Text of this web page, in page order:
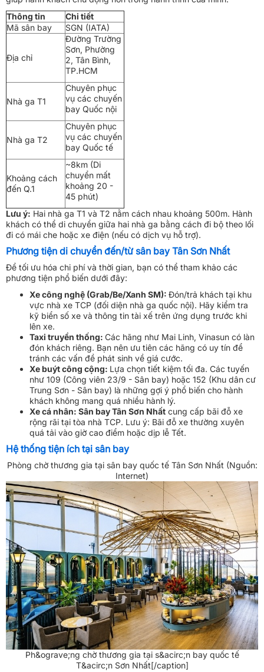
Thông tin
Chi tiết
Mã sân bay
SGN (IATA)
Địa chỉ
Đường Trường
Sơn, Phường
2, Tân Bình,
TP.HCM
Nhà ga T1
Chuyên phục
vụ các chuyến
bay Quốc nội
Nhà ga T2
Chuyên phục
vụ các chuyến
bay Quốc tế
Khoảng cách
đến Q.1
~8km (Di
chuyển mất
khoảng 20 -
45 phút)
Lưu ý: Hai nhà ga T1 và T2 nằm cách nhau khoảng 500m. Hành
khách có thể di chuyển giữa hai nhà ga bằng cách đi bộ theo lối
đi có mái che hoặc xe điện (nếu có dịch vụ hỗ trợ).
Phương tiện di chuyển đến/từ sân bay Tân Sơn Nhất
Để tối ưu hóa chi phí và thời gian, bạn có thể tham khảo các
phương tiện phổ biến dưới đây:
Xe công nghệ (Grab/Be/Xanh SM): Đón/trả khách tại khu
vực nhà xe TCP (đối diện nhà ga quốc nội). Hãy kiểm tra
kỹ biển số xe và thông tin tài xế trên ứng dụng trước khi
lên xe.
Taxi truyền thống: Các hãng như Mai Linh, Vinasun có làn
đón khách riêng. Bạn nên ưu tiên các hãng có uy tín để
tránh các vấn đề phát sinh về giá cước.
Xe buýt công cộng: Lựa chọn tiết kiệm tối đa. Các tuyến
như 109 (Công viên 23/9 - Sân bay) hoặc 152 (Khu dân cư
Trung Sơn - Sân bay) là những gợi ý phổ biến cho hành
khách không mang quá nhiều hành lý.
Xe cá nhân: Sân bay Tân Sơn Nhất cung cấp bãi đỗ xe
rộng rãi tại tòa nhà TCP. Lưu ý: Bãi đỗ xe thường xuyên
quá tải vào giờ cao điểm hoặc dịp lễ Tết.
Hệ thống tiện ích tại sân bay
Phòng chờ thương gia tại sân bay quốc tế Tân Sơn Nhất (Nguồn:
Internet)
Ph&ograve;ng chờ thương gia tại s&acirc;n bay quốc tế
T&acirc;n Sơn Nhất[/caption]